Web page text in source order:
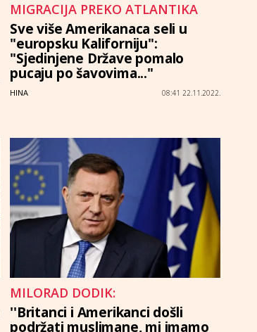
MIGRACIJA PREKO ATLANTIKA
Sve više Amerikanaca seli u
"europsku Kaliforniju":
"Sjedinjene Države pomalo
pucaju po šavovima..."
HINA 08:41 22.11.2022.
MILORAD DODIK:
''Britanci i Amerikanci došli
podržati muslimane, mi imamo